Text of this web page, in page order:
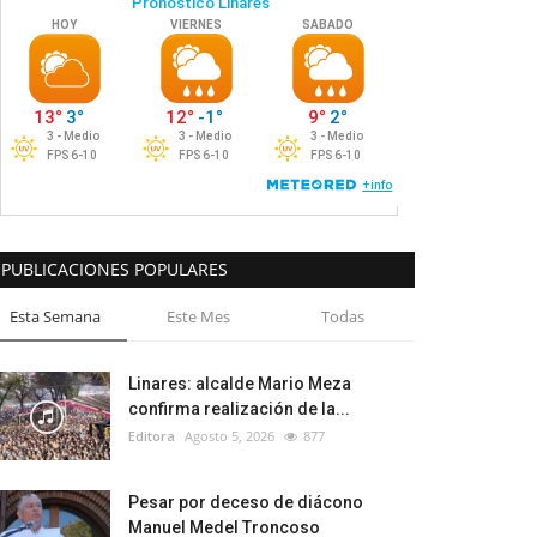
PUBLICACIONES POPULARES
Esta Semana Este Mes Todas
Linares: alcalde Mario Meza
confirma realización de la...
Editora Agosto 5, 2026 877
Pesar por deceso de diácono
Manuel Medel Troncoso